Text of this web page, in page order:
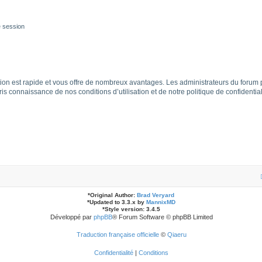
session
est rapide et vous offre de nombreux avantages. Les administrateurs du
connaissance de nos conditions d’utilisation et de notre politique de
*Original Author: Brad Veryard
*Updated to 3.3.x by MannixMD
*Style version: 3.4.5
Développé par phpBB® Forum Software © phpBB Limited
Traduction française officielle© Qiaeru
Confidentialité | Conditions